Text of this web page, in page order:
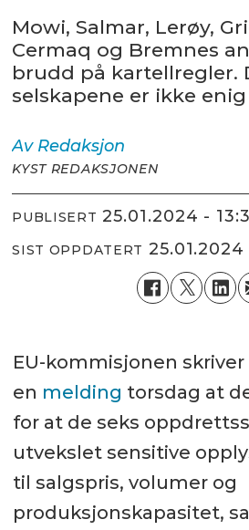
Mowi, Salmar, Lerøy,
Cermaq og Bremnes
brudd på kartellregler.
selskapene er ikke
Av Redaksjon
KYST REDAKSJONEN
PUBLISERT 25.01.2024 -
SIST OPPDATERT
EU-kommisjonen skriver
en melding torsdag at
for at de seks
utvekslet sensitive
til salgspris, volumer og
produksjonskapasitet,